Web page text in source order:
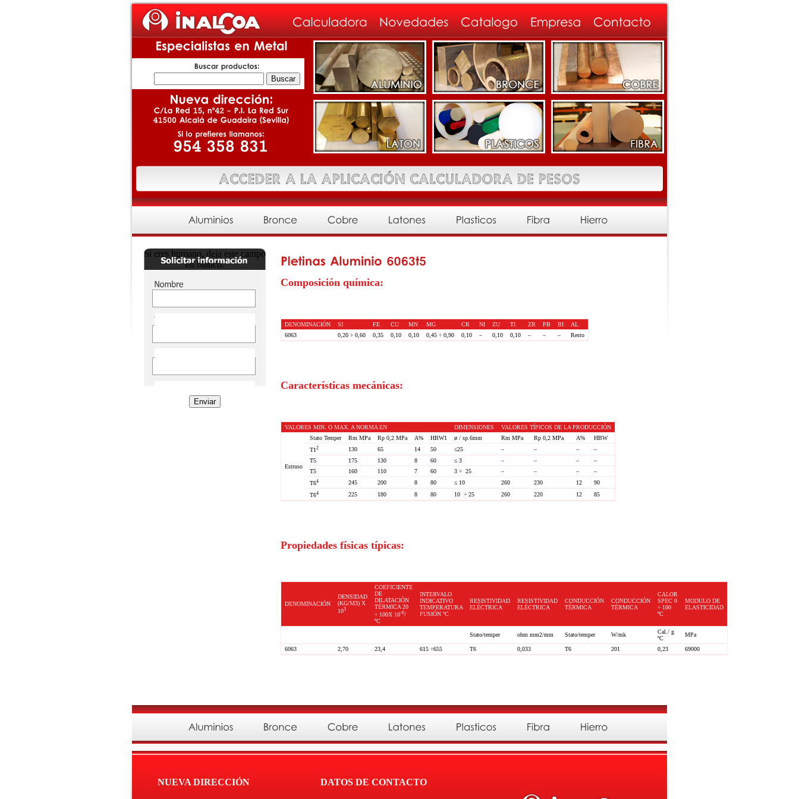
Si eres humano, deja este campo
en blanco.
Composición química:
DENOMINACIÓN SI FE CU MN MG CR NI ZU TI ZR PB BI
AL
6063
0,20 ÷ 0,60 0,35 0,10 0,10 0,45 ÷ 0,90 0,10 – 0,10 0,10 – – – Resto
Características mecánicas:
VALORES MIN. O MAX. A NORMA EN DIMENSIONES VALORES TÍPICOS DE LA PRODUCCIÓN
Estruso
Stato Temper Rm MPa Rp 0,2 MPa A% HBW1 ø / sp.6mm Rm MPa Rp 0,2 MPa A%
HBW
T1 2 130 65 14 50 ≤25 – – –
–
T5
175 130 8 60 ≤ 3 – – –
–
T5
160 110 7 60 3 ÷ 25 – – –
–
T64 245 200 8 80 ≤ 10 260 230 12
90
T64 225 180 8 80 10 ÷ 25 260 220 12 85
Propiedades físicas típicas:
DENOMINACIÓN
DENSIDAD
(KG/M3) X
103
COEFICIENTE
DE
DILATACIÓN
TÉRMICA 20
÷ 100X 10-6/
ºC
INTERVALO
INDICATIVO
TEMPERATURA
FUSIÓN ºC
RESISTIVIDAD
ELÉCTRICA
RESISTIVIDAD
ELÉCTRICA
CONDUCCIÓN
TÉRMICA
CONDUCCIÓN
TÉRMICA
CALOR
SPEC 0
÷ 100
ºC
MODULO DE
ELASTICIDAD
Stato/temper ohm mm2/mm Stato/temper W/mk
Cal./ g
ºC
MPa
6063 2,70 23,4 615 ÷655 T6 0,033 T6 201 0,23 69000
NUEVA DIRECCIÓN DATOS DE CONTACTO